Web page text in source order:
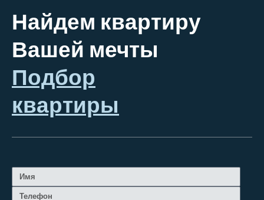
Найдем квартиру
Вашей мечты
Подбор
квартиры